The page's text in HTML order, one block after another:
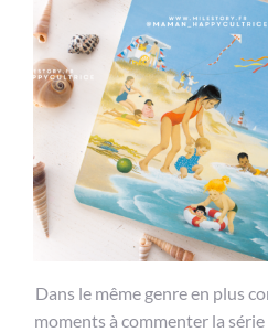
Dans le même genre en plus
moments à commenter la série